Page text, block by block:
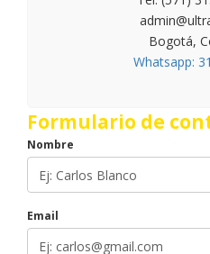
Bogotá,
Whatsapp:
Formulario de
Nombre
Email